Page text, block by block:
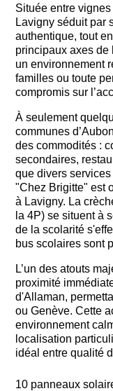
Située entre
Lavigny séduit par
authentique, tout
principaux axes de
un environnement
familles ou toute
compromis sur
À seulement
communes
des commodités :
secondaires,
que divers
"Chez Brigitte" est
à Lavigny. La
la 4P) se situent à
de la scolarité
bus scolaires sont
L’un des atouts
proximité
d'Allaman,
ou Genève. Cette
environnement
localisation
idéal entre qualité
10 panneaux